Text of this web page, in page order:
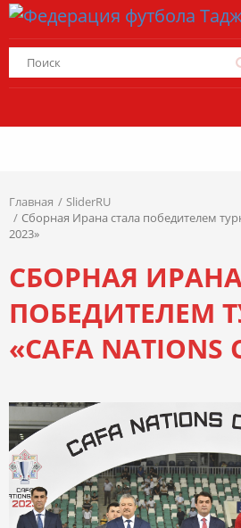
Главная
SliderRU
Сборная Ирана стала победителем
2023»
СБОРНАЯ
ПОБЕДИТЕЛЕМ
«CAFA NATIONS